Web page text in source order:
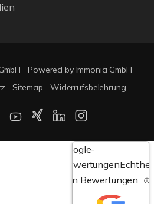
Powered by Immonia GmbH
Sitemap Widerrufsbelehrung
Google-
Bewertungen
von Bewertungen